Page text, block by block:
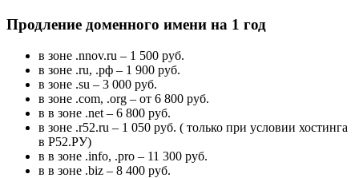
Продление доменного имени на 1 год
в зоне .nnov.ru – 1 500 руб.
в зоне .ru, .рф – 1 900 руб.
в зоне .su – 3 000 руб.
в зоне .com, .org – от 6 800 руб.
в в зоне .net – 6 800 руб.
в зоне .r52.ru – 1 050 руб. ( только при условии хостинга
в Р52.РУ)
в в зоне .info, .pro – 11 300 руб.
в в зоне .biz – 8 400 руб.